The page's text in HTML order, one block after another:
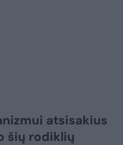
atsisakius
šių rodiklių